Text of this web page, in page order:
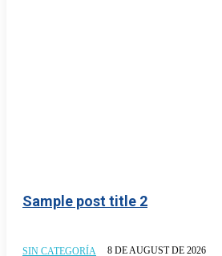
Sample post title 2
SIN CATEGORÍA 8 DE AUGUST DE 2026